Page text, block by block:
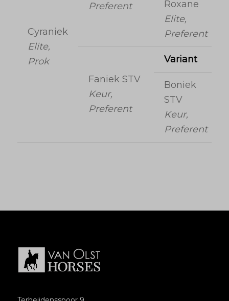
Cyraniek
Elite,
Prok
Preferent
Roxane
Elite,
Preferent
Faniek STV
Keur,
Preferent
Variant
Boniek
STV
Keur,
Preferent